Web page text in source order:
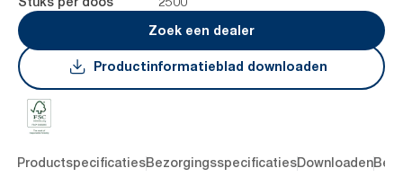
Zoek een dealer
Productinformatieblad downloaden
ProductspecificatiesBezorgingsspecificatiesDownloaden